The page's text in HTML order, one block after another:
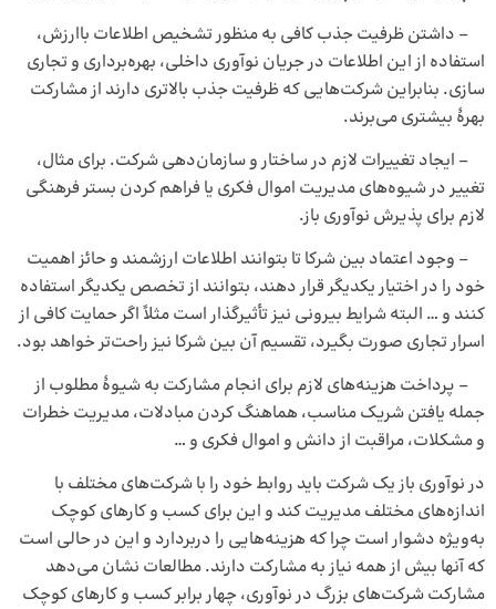
– داشتن ظرفیت جذب کافی به منظور تشخیص اطلاعات باارزش،
استفاده از این اطلاعات در جریان نوآوری داخلی، بهره‌برداری و تجاری
سازی. بنابراین شرکت‌هایی که ظرفیت جذب بالاتری دارند از مشارکت
بهرهٔ بیشتری می‌برند.
– ایجاد تغییرات لازم در ساختار و سازمان‌دهی شرکت. برای مثال،
تغییر در شیوه‌های مدیریت اموال فکری یا فراهم کردن بستر فرهنگی
لازم برای پذیرش نوآوری باز.
– وجود اعتماد بین شرکا تا بتوانند اطلاعات ارزشمند و حائز اهمیت
خود را در اختیار یکدیگر قرار دهند، بتوانند از تخصص یکدیگر استفاده
کنند و … البته شرایط بیرونی نیز تأثیرگذار است مثلاً اگر حمایت کافی از
اسرار تجاری صورت بگیرد، تقسیم آن بین شرکا نیز راحت‌تر خواهد بود.
– پرداخت هزینه‌های لازم برای انجام مشارکت به شیوهٔ مطلوب از
جمله یافتن شریک مناسب، هماهنگ کردن مبادلات، مدیریت خطرات
و مشکلات، مراقبت از دانش و اموال فکری و …
در نوآوری باز یک شرکت باید روابط خود را با شرکت‌های مختلف با
اندازه‌های مختلف مدیریت کند و این برای کسب و کارهای کوچک
به‌ویژه دشوار است چرا که هزینه‌هایی را دربردارد و این در حالی است
که آنها بیش از همه نیاز به مشارکت دارند. مطالعات نشان می‌دهد
مشارکت شرکت‌های بزرگ در نوآوری، چهار برابر کسب و کارهای کوچک